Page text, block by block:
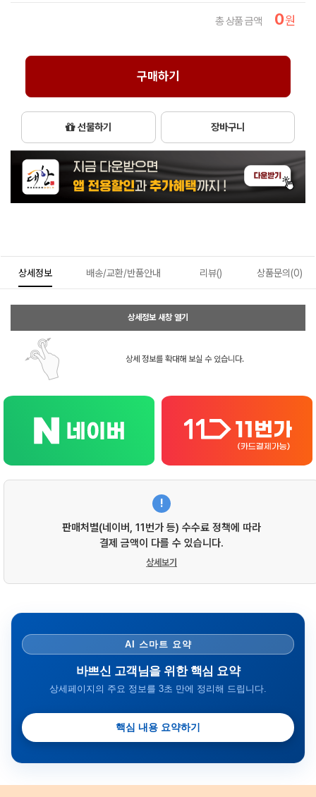
총 상품 금액 0원
구매하기
선물하기 장바구니
상세정보 배송/교환/반품안내 리뷰() 상품문의(0)
상세정보 새창 열기
상세 정보를 확대해 보실 수 있습니다.
!
판매처별(네이버, 11번가 등) 수수료 정책에 따라
결제 금액이 다를 수 있습니다.
상세보기
AI 스마트 요약
바쁘신 고객님을 위한 핵심 요약
상세페이지의 주요 정보를 3초 만에 정리해 드립니다.
핵심 내용 요약하기
금일 시세가 적용